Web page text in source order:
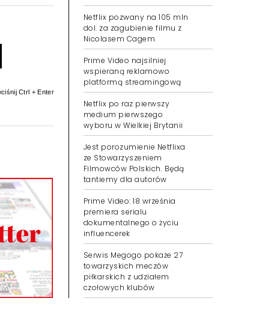
Ctrl + Enter
Netflix pozwany na 105 mln
dol. za zagubienie filmu z
Nicolasem Cagem
Prime Video najsilniej
wspieraną reklamowo
platformą streamingową
Netflix po raz pierwszy
medium pierwszego
wyboru w Wielkiej Brytanii
Jest porozumienie Netflixa
ze Stowarzyszeniem
Filmowców Polskich. Będą
tantiemy dla autorów
Prime Video: 18 września
premiera serialu
dokumentalnego o życiu
influencerek
Serwis Megogo pokaże 27
towarzyskich meczów
piłkarskich z udziałem
czołowych klubów